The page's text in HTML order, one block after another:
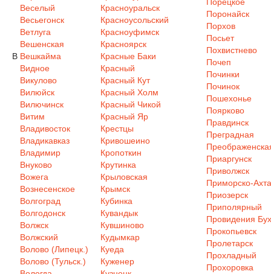
В
Веселый
Весьегонск
Ветлуга
Вешенская
Вешкайма
Видное
Викулово
Вилюйск
Вилючинск
Витим
Владивосток
Владикавказ
Владимир
Внуково
Вожега
Вознесенское
Волгоград
Волгодонск
Волжск
Волжский
Волово (Липецк.)
Волово (Тульск.)
Красноуральск
Красноусольский
Красноуфимск
Красноярск
Красные Баки
Красный
Красный Кут
Красный Холм
Красный Чикой
Красный Яр
Крестцы
Кривошеино
Кропоткин
Крутинка
Крыловская
Крымск
Кубинка
Кувандык
Кувшиново
Кудымкар
Куеда
Куженер
Поронайск
Порхов
Посьет
Похвистнево
Почеп
Починки
Починок
Пошехонье
Поярково
Правдинск
Преградная
Приаргунск
Приволжск
Приморско-
Приозерск
Приполярный
Провидения
Прокопьевск
Пролетарск
Прохладный
Прохоровка